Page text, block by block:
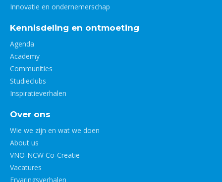
Innovatie en ondernemerschap
Kennisdeling en ontmoeting
Agenda
Academy
Communities
Studieclubs
Inspiratieverhalen
Over ons
Wie we zijn en wat we doen
About us
VNO-NCW Co-Creatie
Vacatures
Ervaringsverhalen